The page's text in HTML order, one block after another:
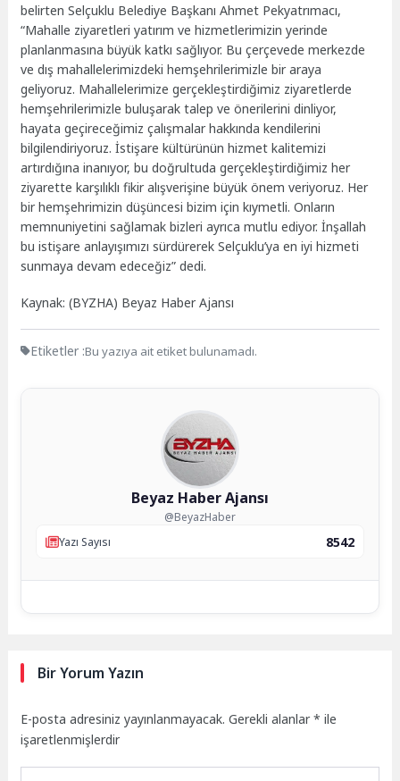
belirten Selçuklu Belediye Başkanı Ahmet Pekyatrımacı,
“Mahalle ziyaretleri yatırım ve hizmetlerimizin yerinde
planlanmasına büyük katkı sağlıyor. Bu çerçevede merkezde
ve dış mahallelerimizdeki hemşehrilerimizle bir araya
geliyoruz. Mahallelerimize gerçekleştirdiğimiz ziyaretlerde
hemşehrilerimizle buluşarak talep ve önerilerini dinliyor,
hayata geçireceğimiz çalışmalar hakkında kendilerini
bilgilendiriyoruz. İstişare kültürünün hizmet kalitemizi
artırdığına inanıyor, bu doğrultuda gerçekleştirdiğimiz her
ziyarette karşılıklı fikir alışverişine büyük önem veriyoruz. Her
bir hemşehrimizin düşüncesi bizim için kıymetli. Onların
memnuniyetini sağlamak bizleri ayrıca mutlu ediyor. İnşallah
bu istişare anlayışımızı sürdürerek Selçuklu’ya en iyi hizmeti
sunmaya devam edeceğiz” dedi.
Kaynak: (BYZHA) Beyaz Haber Ajansı
Etiketler :Bu yazıya ait etiket bulunamadı.
Beyaz Haber Ajansı
@BeyazHaber
Yazı Sayısı
8542
Bir Yorum Yazın
E-posta adresiniz yayınlanmayacak. Gerekli alanlar* ile
işaretlenmişlerdir